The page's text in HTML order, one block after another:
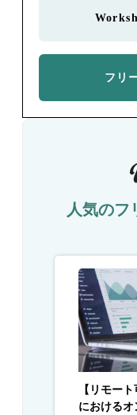
フリ
人気のフ
【リモー
における